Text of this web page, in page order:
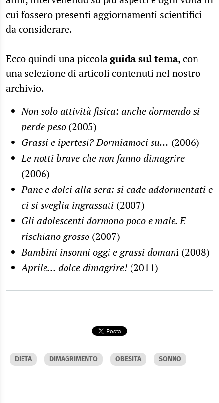
cui fossero presenti aggiornamenti scientifici
da considerare.
Ecco quindi una piccolaguida sul tema, con
una selezione di articoli contenuti nel nostro
archivio.
Non solo attività fisica: anche dormendo si
perde peso (2005)
Grassi e ipertesi? Dormiamoci su… (2006)
Le notti brave che non fanno dimagrire
(2006)
Pane e dolci alla sera: si cade addormentati e
ci si sveglia ingrassati (2007)
Gli adolescenti dormono poco e male. E
rischiano grosso (2007)
Bambini insonni oggi e grassi domani (2008)
Aprile… dolce dimagrire! (2011)
DIETA DIMAGRIMENTO OBESITA SONNO